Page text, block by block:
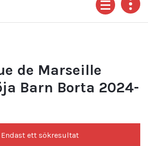
de Marseille
Barn Borta 2024-
Endast ett sökresultat